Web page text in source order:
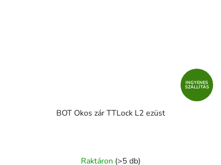
INGYENES
SZÁLLÍTÁS
BOT Okos zár TTLock L2 ezüst
Raktáron (>5 db)